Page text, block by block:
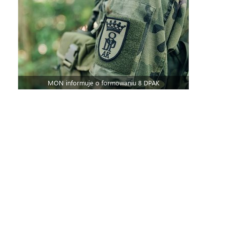
MON informuje o formowaniu 8 DPAK